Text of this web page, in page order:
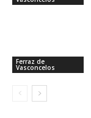
Ferraz de
Vasconcelos